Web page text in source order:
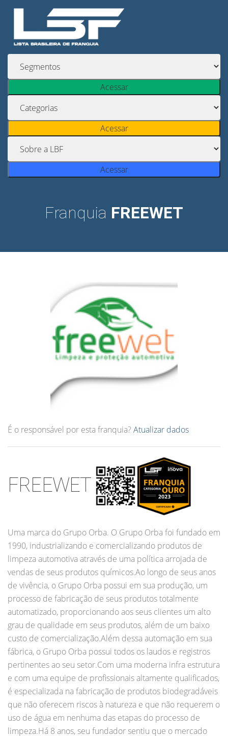
Acessar
Acessar
Acessar
Franquia FREEWET
É o responsável por esta franquia? Atualizar dados
FREEWET
Uma marca do Grupo Orba. O Grupo Orba foi fundado em
1990, industrializando e comercializando produtos de
limpeza automotiva através de uma política arrojada de
vendas de seus produtos químicos.Ao longo de seus anos
de vivência, o Grupo Orba possui em sua produção, um
processo de fabricação de seus produtos totalmente
automatizado, proporcionando aos seus clientes um alto
grau de qualidade em seus produtos, além de um baixo
custo de comercialização.Além dessa automação em sua
fábrica, o Grupo Orba possui todos os laudos e registros
pertinentes ao seu setor.Com uma moderna infra estrutura
e com uma equipe de profissionais altamente qualificados,
é especializada na fabricação de produtos biodegradáveis
que não oferecem riscos à natureza e que não requerem o
uso de água em nenhuma das etapas do processo de
limpeza.Há 8 anos, seu fundador sentiu que o mercado